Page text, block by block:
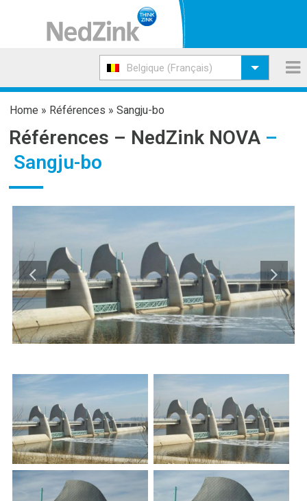
Belgique (Français)
Home » Références » Sangju-bo
Références – NedZink NOVA –
Sangju-bo